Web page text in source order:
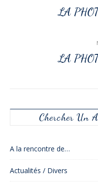
LA
LA
Chercher Un
A la rencontre de…
Actualités / Divers